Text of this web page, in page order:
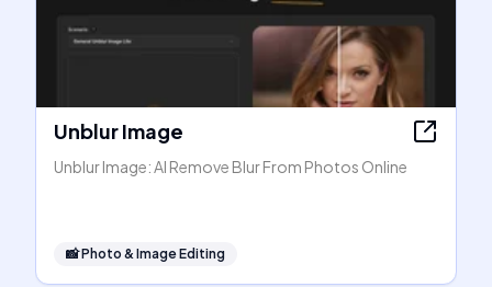
Unblur Image
Unblur Image: AI Remove Blur From Photos Online
📸Photo & Image Editing